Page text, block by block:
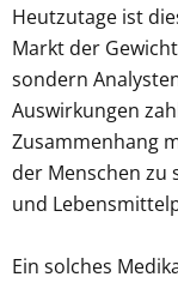
Heutzutage ist
Markt der
sondern
Auswirkungen
Zusammenhang
der Menschen zu
und
Ein solches